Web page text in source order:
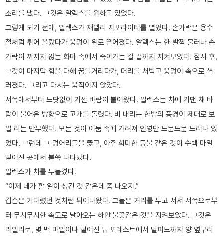
소리를 냈다. 그것은 알렉스를 원하고 있었다.
그렇게 되기 전에, 알렉스가 재빨리 지포라이터를 열었다. 손가락은 용수
철처럼 튀어 올랐다가 웅덩이 위로 떨어졌다. 알렉스는 한 발짝 물러나 손
가락이 꺼지지 않는 화마 속에서 죽어가는 걸 끝까지 지켜보았다. 잠시 후,
그것이 마지막 힘을 다해 꿈틀거리다가, 머리를 처박고 웅덩이 속으로 쓰
러졌다. 그리고 다시는 움직이지 않았다.
서쪽에서부터 느닷없이 거센 바람이 불어왔다. 알렉스는 차에 기댄 채 바
람이 불어온 방향으로 고개를 돌렸다. 비 내리는 한밤의 풍경이 제대로 보
일 리는 만무했다. 모든 것이 어둠 속에 가려져 인영만 드문드문 드러나 있
었다. 그런데 그 덩어리들을 뚫고, 아주 희미한 등불 같은 것이 수백 마일
떨어진 곳에서 불쑥 나타났다.
알렉스가 차를 두들겼다.
“이제 네가 할 일이 생긴 것 같은데 좀 나오지.”
깁슨은 기다렸던 것처럼 튀어나왔다. 그들은 거리를 두고 서서 서쪽으로부
터 무시무시한 속도로 날아오는 하얀 불꽃같은 것을 지켜보았다. 그것은
라일리로, 몇 백 마일이나 떨어진 뉴 포레스트에서 밀퍼드까지 양 옆구리